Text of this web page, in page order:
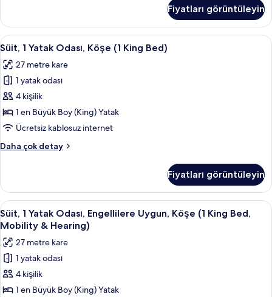
Boy
Yatak
hakkında
fazla
detay
Fiyatları görüntüleyin
Süit,
1
Yatak
Odası,
Köşe
(1
King
için
görün
Anti alerjik yatak takımı, odada kasa,
10
Süit, 1 Yatak Odası, Köşe (1 King Bed)
27 metre kare
1 yatak odası
4 kişilik
1 en Büyük Boy (King) Yatak
Ücretsiz kablosuz internet
Daha çok detay
Süit,
Köşe
(1
King
Bed)
hakkında
daha
fazla
detay
Fiyatları görüntüleyin
Süit,
1
Yatak
Odası,
Engellilere
Uygun,
Köşe
Anti alerjik yatak takımı, odada kasa,
9
Süit, 1 Yatak Odası, Engellilere Uygun, Köşe (1 King Bed,
Mobility & Hearing)
27 metre kare
1 yatak odası
4 kişilik
1 en Büyük Boy (King) Yatak